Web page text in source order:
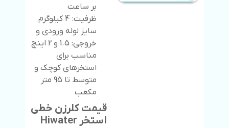
بر ساعت
ظرفیت: 4 کیلوگرم
سایز لوله ورودی و
خروجی: 1.5 و 2 اینچ
مناسب برای
استخرهای کوچک و
متوسط تا 95 متر
مکعب
قیمت کلرزن خطی
استخر Hiwater